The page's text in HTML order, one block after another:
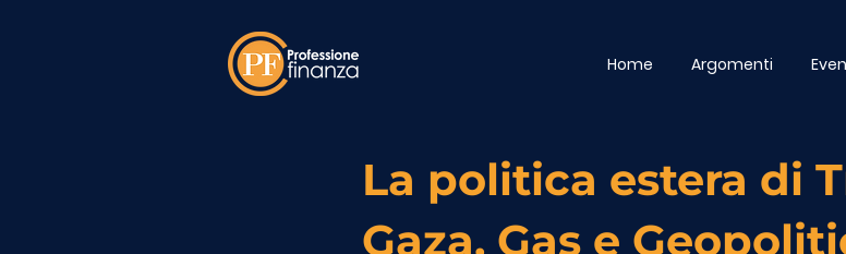
Home Argomenti
La politica estera di
Gaza, Gas e